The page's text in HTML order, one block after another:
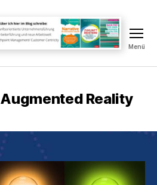
Touchpoint
Blog
Schüller
Menü
Augmented Reality